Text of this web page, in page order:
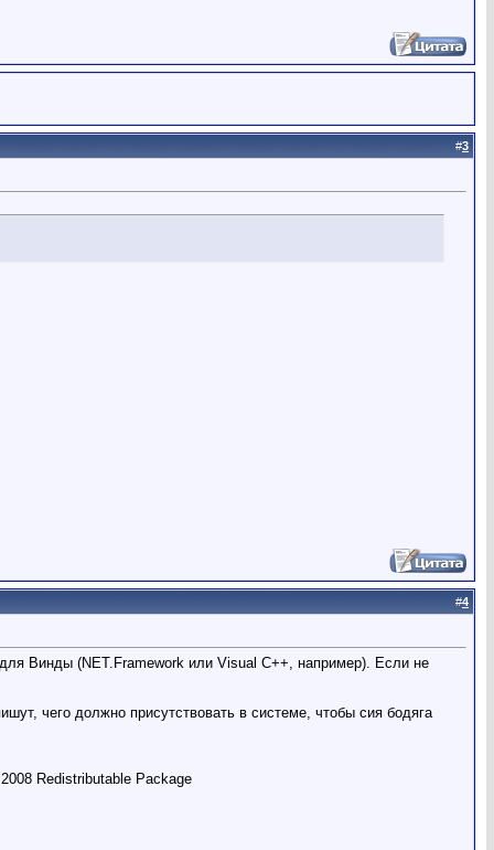
#3
#4
Винды (NET.Framework или Visual C++, например). Если не
чего должно присутствовать в системе, чтобы сия бодяга
Redistributable Package